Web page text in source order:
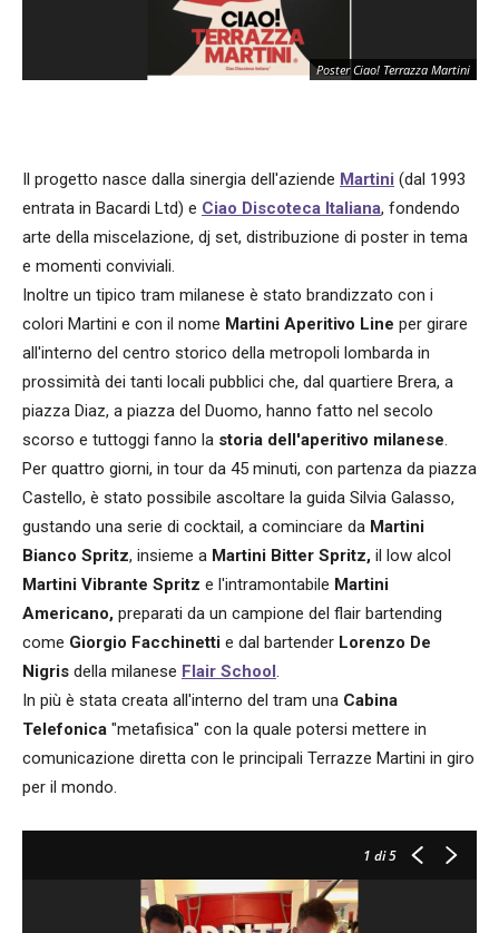
Poster Ciao! Terrazza Martini
Il progetto nasce dalla sinergia dell'aziende Martini (dal 1993
entrata in Bacardi Ltd) e Ciao Discoteca Italiana, fondendo
arte della miscelazione, dj set, distribuzione di poster in tema
e momenti conviviali.
Inoltre un tipico tram milanese è stato brandizzato con i
colori Martini e con il nome Martini Aperitivo Line per girare
all'interno del centro storico della metropoli lombarda in
prossimità dei tanti locali pubblici che, dal quartiere Brera, a
piazza Diaz, a piazza del Duomo, hanno fatto nel secolo
scorso e tuttoggi fanno la storia dell'aperitivo milanese.
Per quattro giorni, in tour da 45 minuti, con partenza da piazza
Castello, è stato possibile ascoltare la guida Silvia Galasso,
gustando una serie di cocktail, a cominciare da Martini
Bianco Spritz, insieme a Martini Bitter Spritz, il low alcol
Martini Vibrante Spritz e l'intramontabile Martini
Americano, preparati da un campione del flair bartending
come Giorgio Facchinetti e dal bartender Lorenzo De
Nigris della milanese Flair School.
In più è stata creata all'interno del tram una Cabina
Telefonica "metafisica" con la quale potersi mettere in
comunicazione diretta con le principali Terrazze Martini in giro
per il mondo.
1 di 5